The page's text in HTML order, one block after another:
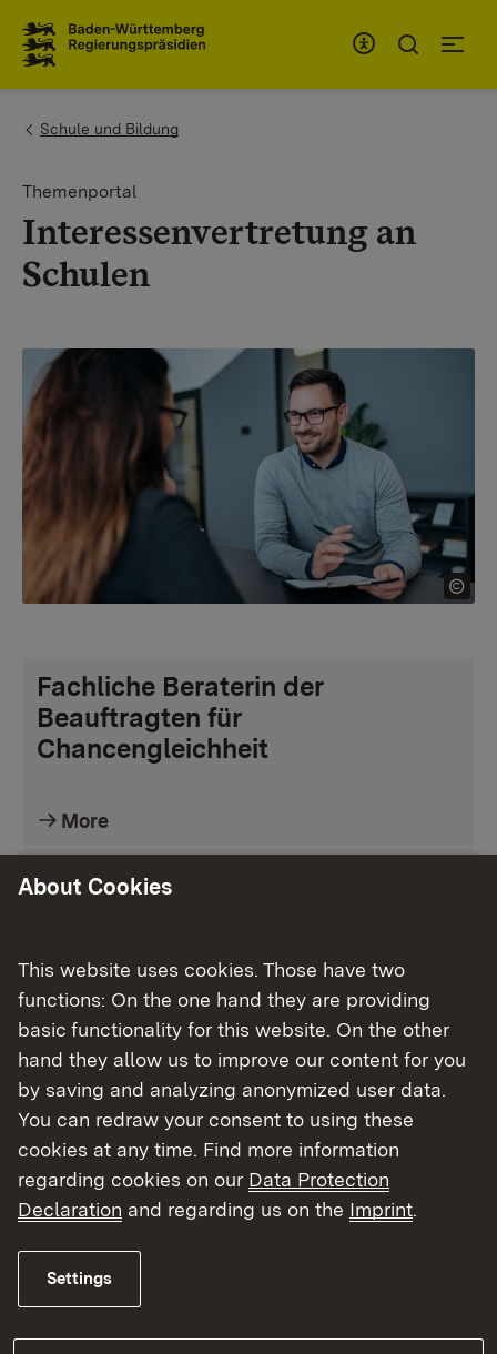
You are here:
Schule und Bildung
Themenportal
Interessenvertretung an
Schulen
Fachliche Beraterin der
Beauftragten für
Chancengleichheit
More
Bezirkspersonalvertretung
Bezirksvertrauenspersonen
More
Örtlicher Personalrat (ÖPR)
Dienststelle und Personalvertretung arbeiten
(...) vertrauensvoll (...) zum Wohle der
Beschäftigten und der der Dienststelle
obliegenden Aufgaben zusammen" (§ 2, Abs. 1
About Cookies
This website uses cookies. Those have two
functions: On the one hand they are providing
basic functionality for this website. On the other
hand they allow us to improve our content for you
by saving and analyzing anonymized user data.
You can redraw your consent to using these
cookies at any time. Find more information
regarding cookies on our Data Protection
Declaration and regarding us on the Imprint.
Settings